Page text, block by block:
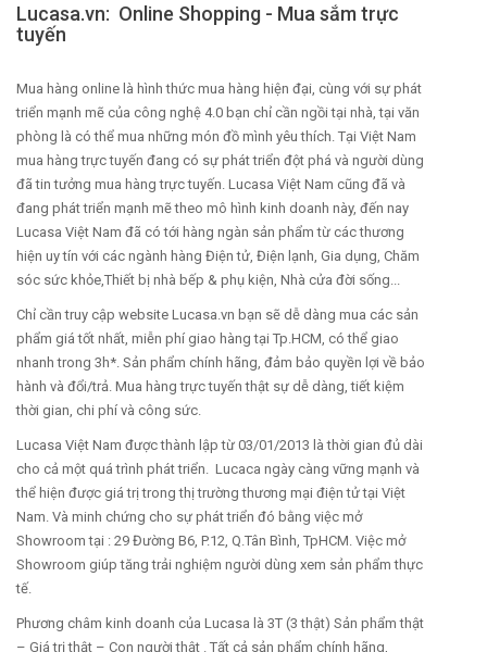
Lucasa.vn: Online Shopping - Mua sắm trực
tuyến
Mua hàng online là hình thức mua hàng hiện đại, cùng với sự phát
triển mạnh mẽ của công nghệ 4.0 bạn chỉ cần ngồi tại nhà, tại văn
phòng là có thể mua những món đồ mình yêu thích. Tại Việt Nam
mua hàng trực tuyến đang có sự phát triển đột phá và người dùng
đã tin tưởng mua hàng trực tuyến. Lucasa Việt Nam cũng đã và
đang phát triển mạnh mẽ theo mô hình kinh doanh này, đến nay
Lucasa Việt Nam đã có tới hàng ngàn sản phẩm từ các thương
hiện uy tín với các ngành hàng Điện tử, Điện lạnh, Gia dụng, Chăm
sóc sức khỏe,Thiết bị nhà bếp & phụ kiện, Nhà cửa đời sống...
Chỉ cần truy cập website Lucasa.vn bạn sẽ dễ dàng mua các sản
phẩm giá tốt nhất, miễn phí giao hàng tại Tp.HCM, có thể giao
nhanh trong 3h*. Sản phẩm chính hãng, đảm bảo quyền lợi về bảo
hành và đổi/trả. Mua hàng trực tuyến thật sự dễ dàng, tiết kiệm
thời gian, chi phí và công sức.
Lucasa Việt Nam được thành lập từ 03/01/2013 là thời gian đủ dài
cho cả một quá trình phát triển. Lucaca ngày càng vững mạnh và
thể hiện được giá trị trong thị trường thương mại điện tử tại Việt
Nam. Và minh chứng cho sự phát triển đó bằng việc mở
Showroom tại : 29 Đường B6, P.12, Q.Tân Bình, TpHCM. Việc mở
Showroom giúp tăng trải nghiệm người dùng xem sản phẩm thực
tế.
Phương châm kinh doanh của Lucasa là 3T (3 thật) Sản phẩm thật
– Giá trị thật – Con người thật . Tất cả sản phẩm chính hãng,